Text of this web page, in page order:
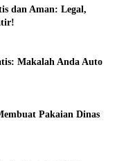
dan Aman: Legal,
Makalah Anda Auto
Pakaian Dinas